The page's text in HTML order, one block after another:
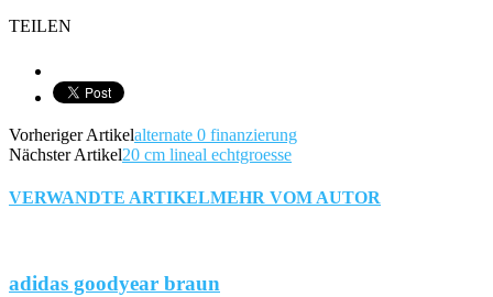
TEILEN
Vorheriger Artikelalternate 0 finanzierung
Nächster Artikel20 cm lineal echtgroesse
VERWANDTE ARTIKELMEHR VOM AUTOR
adidas goodyear braun